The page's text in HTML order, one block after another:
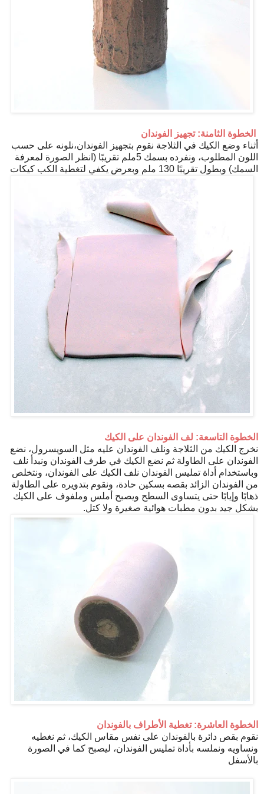
الخطوة الثامنة: تجهيز الفوندان
أثناء وضع الكيك في الثلاجة نقوم بتجهيز الفوندان،نلونه على حسب
اللون المطلوب، ونفرده بسمك 5ملم تقريبًا (انظر الصورة لمعرفة
السمك) وبطول تقريبًا 130 ملم وبعرض يكفي لتغطية الكب كيكات
الخطوة التاسعة: لف الفوندان على الكيك
نخرج الكيك من الثلاجة ونلف الفوندان عليه مثل السويسرول، نضع
الفوندان على الطاولة ثم نضع الكيك في طرف الفوندان ونبدأ نلف
وباستخدام أداة تمليس الفوندان نلف الكيك على الفوندان، ونتخلص
من الفوندان الزائد بقصه بسكين حادة، ونقوم بتدويره على الطاولة
ذهابًا وإيابًا حتى يتساوى السطح ويصبح أملس وملفوف على الكيك
بشكل جيد بدون مطبات هوائية صغيرة ولا كتل.
الخطوة العاشرة: تغطية الأطراف بالفوندان
نقوم بقص دائرة بالفوندان على نفس مقاس الكيك، ثم نغطيه
ونساويه ونملسه بأداة تمليس الفوندان، ليصبح كما في الصورة
بالأسفل